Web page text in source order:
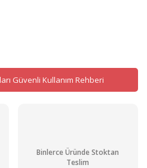
Güvenli Kullanım Rehberi
Binlerce Üründe Stoktan
Teslim